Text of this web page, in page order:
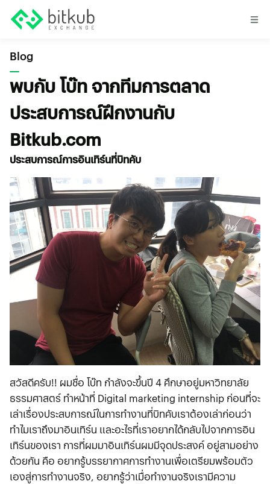
Blog
พบกับ โบ๊ท จากทีมการตลาด
ประสบการณ์ฝึกงานกับ
Bitkub.com
ประสบการณ์การอินเทิร์นที่บิทคับ
สวัสดีครับ!! ผมชื่อ โบ๊ท กำลังจะขึ้นปี 4 ศึกษาอยู่มหาวิทยาลัย
ธรรมศาสตร์ ทำหน้าที่ Digital marketing internship ก่อนที่จะ
เล่าเรื่องประสบการณ์ในการทำงานที่บิทคับเราต้องเล่าก่อนว่า
ทำไมเราถึงมาอินเทิร์น และอะไรที่เราอยากได้กลับไปจากการอิน
เทิร์นของเรา การที่ผมมาอินเทิร์นผมมีจุดประสงค์ อยู่สามอย่าง
ด้วยกัน คือ อยากรู้บรรยากาศการทำงานเพื่อเตรียมพร้อมตัว
เองสู่การทำงานจริง, อยากรู้ว่าเมื่อทำงานจริงเรามีความ